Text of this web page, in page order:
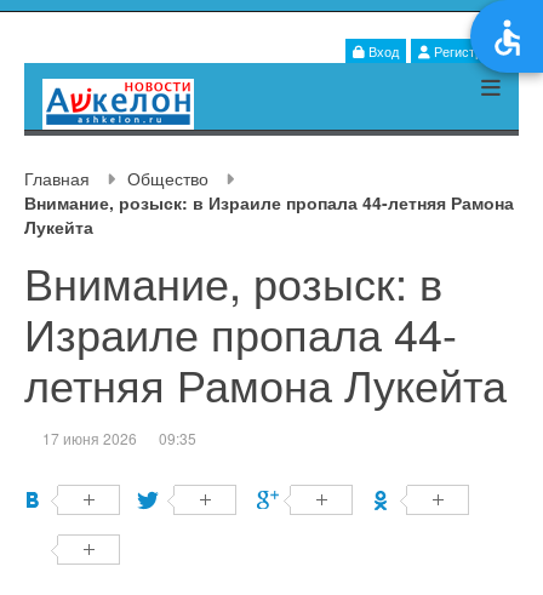
Вход Регистрация
Главная
Общество
Внимание, розыск: в Израиле пропала 44-летняя Рамона
Лукейта
Внимание, розыск: в
Израиле пропала 44-
летняя Рамона Лукейта
17 июня 2026 09:35